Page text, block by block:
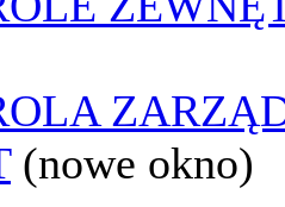
(nowe okno)